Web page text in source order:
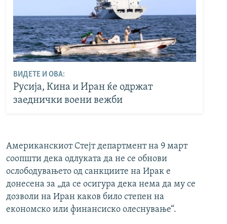
ВИДЕТЕ И ОВА:
Русија, Кина и Иран ќе одржат
заеднички воени вежби
Американскиот Стејт департмент на 9 март
соопшти дека одлуката да не се обнови
ослободувањето од санкциите на Ирак е
донесена за „да се осигура дека нема да му се
дозволи на Иран каков било степен на
економско или финансиско олеснување“.